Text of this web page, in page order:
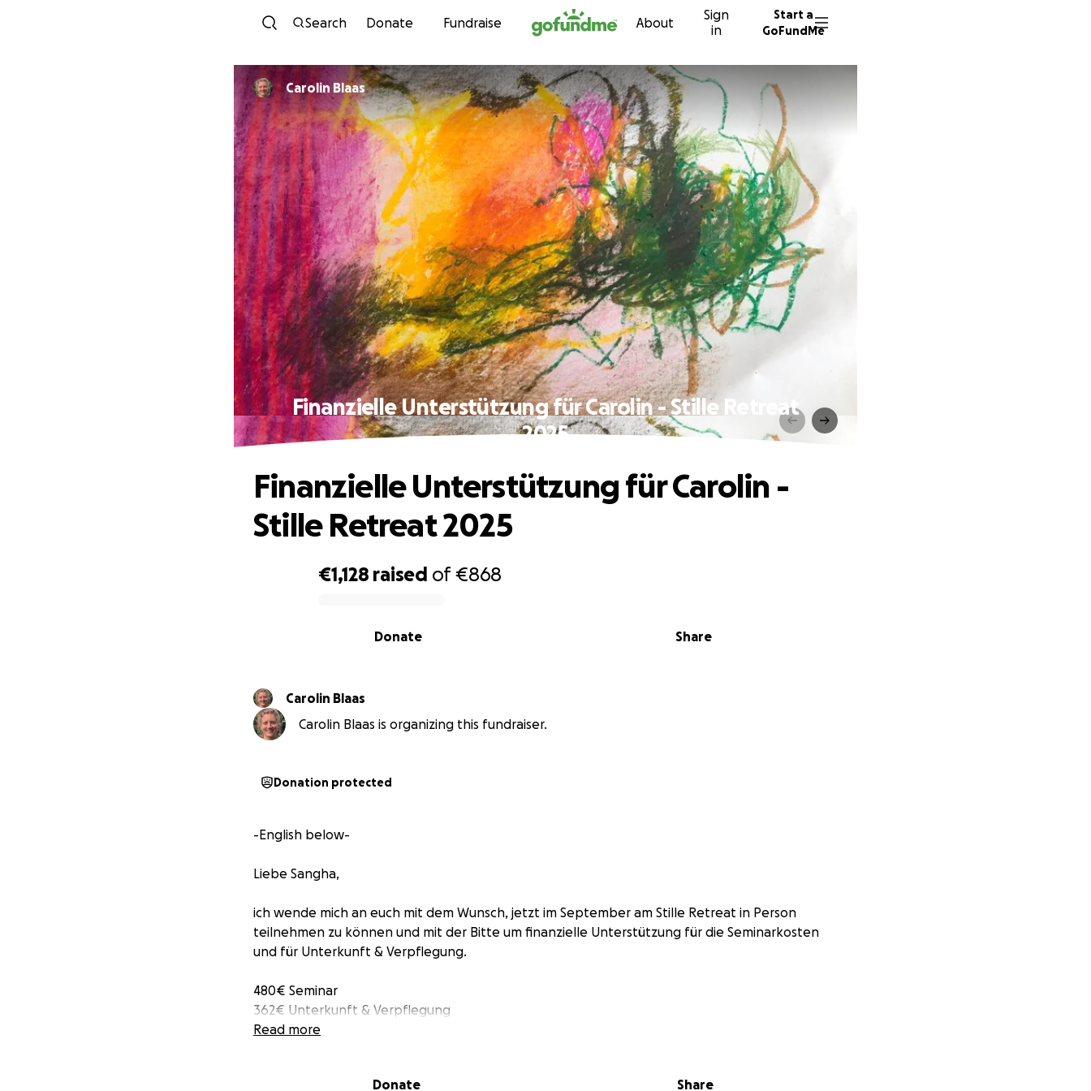
Skip to content
Search Donate Fundraise About
Sign
in
Start a
GoFundMe
Carolin Blaas
Finanzielle Unterstützung für Carolin - Stille Retreat
2025
€1,128 raised of€868
Share
Donate
Finanzielle Unterstützung für Carolin -
Stille Retreat 2025
Carolin Blaas
Carolin Blaas is organizing this fundraiser.
Donation protected
-English below-
Liebe Sangha,
ich wende mich an euch mit dem Wunsch, jetzt im September am Stille Retreat in Person
teilnehmen zu können und mit der Bitte um finanzielle Unterstützung für die Seminarkosten
und für Unterkunft & Verpflegung.
480€ Seminar
362€ Unterkunft & Verpflegung
26€ Transaktionsgebühr
Read more
Donate Share